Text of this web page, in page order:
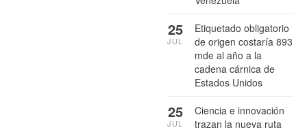
Etiquetado obligatorio
de origen costaría 893
mde al año a la
cadena cárnica de
Estados Unidos
25
JUL
Ciencia e innovación
trazan la nueva ruta
25
JUL